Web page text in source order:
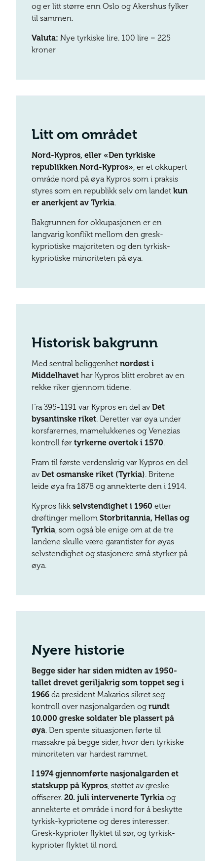
og er litt større enn Oslo og Akershus fylker
til sammen.
Valuta: Nye tyrkiske lire. 100 lire = 225
kroner
Litt om området
Nord-Kypros, eller «Den tyrkiske
republikken Nord-Kypros», er et okkupert
område nord på øya Kypros som i praksis
styres som en republikk selv om landet kun
er anerkjent av Tyrkia.
Bakgrunnen for okkupasjonen er en
langvarig konflikt mellom den gresk-
kypriotiske majoriteten og den tyrkisk-
kypriotiske minoriteten på øya.
Historisk bakgrunn
Med sentral beliggenhet nordøst i
Middelhavet har Kypros blitt erobret av en
rekke riker gjennom tidene.
Fra 395-1191 var Kypros en del av Det
bysantinske riket. Deretter var øya under
korsfarernes, mamelukkenes og Venezias
kontroll før tyrkerne overtok i 1570.
Fram til første verdenskrig var Kypros en del
av Det osmanske riket (Tyrkia). Britene
leide øya fra 1878 og annekterte den i 1914.
Kypros fikk selvstendighet i 1960 etter
drøftinger mellom Storbritannia, Hellas og
Tyrkia, som også ble enige om at de tre
landene skulle være garantister for øyas
selvstendighet og stasjonere små styrker på
øya.
Nyere historie
Begge sider har siden midten av 1950-
tallet drevet geriljakrig som toppet seg i
1966 da president Makarios sikret seg
kontroll over nasjonalgarden og rundt
10.000 greske soldater ble plassert på
øya. Den spente situasjonen førte til
massakre på begge sider, hvor den tyrkiske
minoriteten var hardest rammet.
I 1974 gjennomførte nasjonalgarden et
statskupp på Kypros, støttet av greske
offiserer. 20. juli intervenerte Tyrkia og
annekterte et område i nord for å beskytte
tyrkisk-kypriotene og deres interesser.
Gresk-kyprioter flyktet til sør, og tyrkisk-
kyprioter flyktet til nord.